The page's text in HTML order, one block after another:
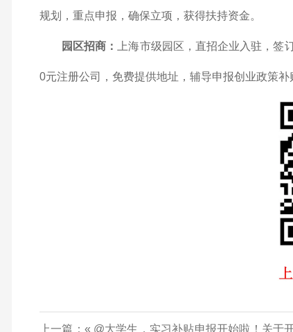
规划，重点申报，确保立项，获得扶持资金。
园区招商： 上海市级园区，直招企业入驻，签
0元注册公司，免费提供地址，辅导申报创业政策补
上一篇：« @大学生，实习补贴申报开始啦！关于